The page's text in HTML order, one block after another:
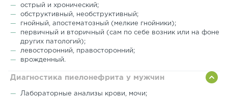
острый и хронический;
обструктивный, необструктивный;
гнойный, апостематозный (мелкие гнойники);
первичный и вторичный (сам по себе возник или на фоне
других патологий);
левосторонний, правосторонний;
врожденный.
Диагностика пиелонефрита у мужчин
Лабораторные анализы крови, мочи;